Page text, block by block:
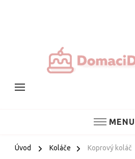
MENU
Úvod Koláče Koprový koláč